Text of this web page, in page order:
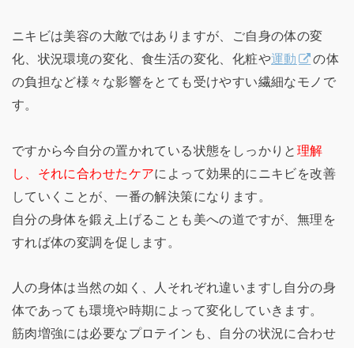
ニキビは美容の大敵ではありますが、ご自身の体の変
化、状況環境の変化、食生活の変化、化粧や運動
の体
の負担など様々な影響をとても受けやすい繊細なモノで
す。
ですから今自分の置かれている状態をしっかりと 理解
し、それに合わせたケアによって効果的にニキビを改善
していくことが、一番の解決策になります。
自分の身体を鍛え上げることも美への道ですが、無理を
すれば体の変調を促します。
人の身体は当然の如く、人それぞれ違いますし自分の身
体であっても環境や時期によって変化していきます。
筋肉増強には必要なプロテインも、自分の状況に合わせ